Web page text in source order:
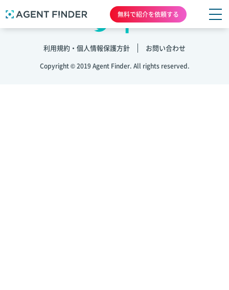
無料で紹介を依頼する
利用規約・個人情報保護方針 お問い合わせ
Copyright © 2019 Agent Finder. All rights reserved.